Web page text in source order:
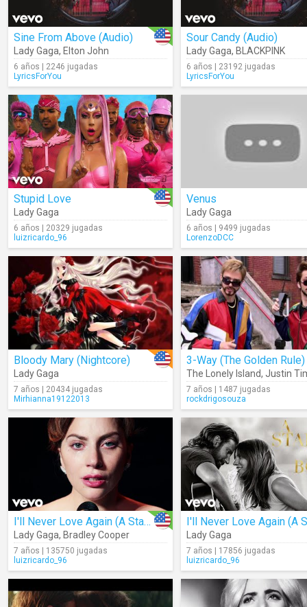
Sine From Above (Audio)
Lady Gaga, Elton John
6 años | 2246 jugadas
LyricsForYou
Sour Candy (Audio)
Lady Gaga, BLACKPINK
6 años | 23192 jugadas
LyricsForYou
Stupid Love
Lady Gaga
6 años | 20329 jugadas
luizricardo_96
Venus
Lady Gaga
6 años | 9499 jugadas
LorenzoDCC
Bloody Mary (Nightcore)
Lady Gaga
7 años | 20434 jugadas
Mirhianna19122013
The Lonely Island, Justin
7 años | 1487 jugadas
rockdrigosouza
I'll Never Love Again (A Star Is Born)
Lady Gaga, Bradley Cooper
7 años | 135750 jugadas
luizricardo_96
Lady Gaga
7 años | 17856 jugadas
luizricardo_96